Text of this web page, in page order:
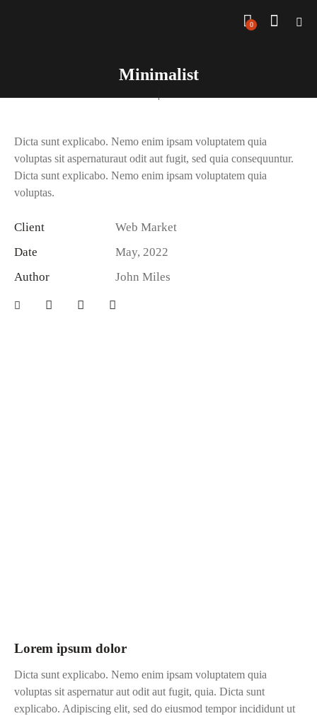
0
Minimalist
Lorem ipsum dolor
Dicta sunt explicabo. Nemo enim ipsam voluptatem quia
voluptas sit aspernatur aut odit aut fugit, quia. Dicta sunt
explicabo. Adipiscing elit, sed do eiusmod tempor incididunt ut
Dicta sunt explicabo. Nemo enim ipsam voluptatem quia
voluptas sit aspernaturaut odit aut fugit, sed quia consequuntur.
Dicta sunt explicabo. Nemo enim ipsam voluptatem quia
voluptas.
Client
Web Market
Date
May, 2022
Author
John Miles